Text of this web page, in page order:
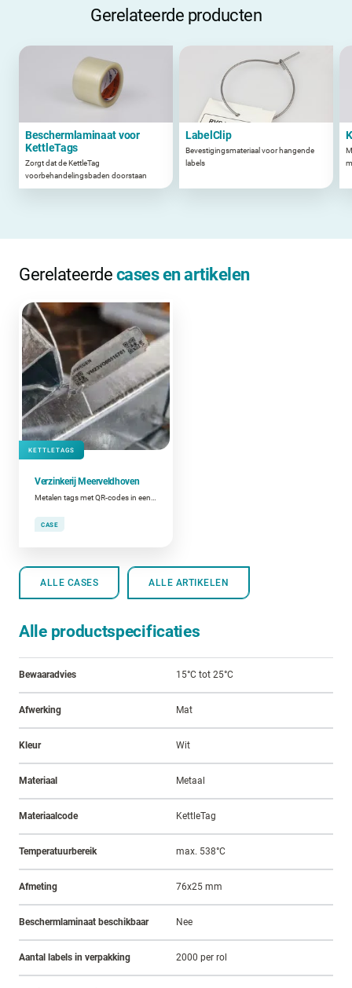
Gerelateerde producten
Beschermlaminaat voor
KettleTags
Zorgt dat de KettleTag
voorbehandelingsbaden doorstaan
LabelClip
Bevestigingsmateriaal voor hangende
labels
Gerelateerde cases en artikelen
KETTLETAGS
Verzinkerij Meerveldhoven
CASE
ALLE CASES ALLE ARTIKELEN
Alle productspecificaties
Bewaaradvies 15°C tot 25°C
Afwerking Mat
Kleur Wit
Materiaal Metaal
Materiaalcode KettleTag
Temperatuurbereik max. 538°C
Afmeting 76x25 mm
Beschermlaminaat beschikbaar Nee
Aantal labels in verpakking 2000 per rol